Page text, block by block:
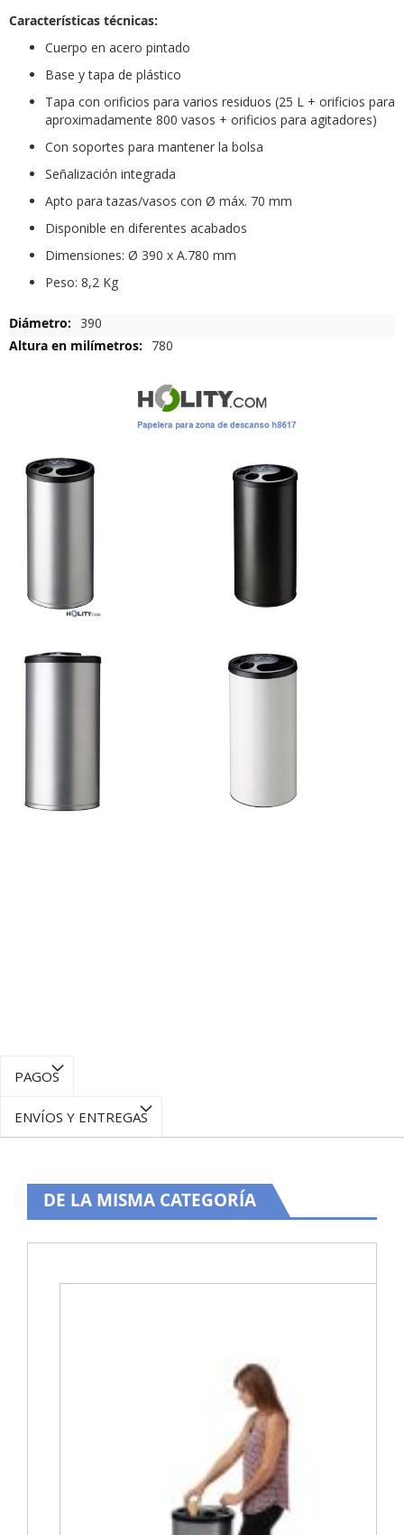
Características técnicas:
Cuerpo en acero pintado
Base y tapa de plástico
Tapa con orificios para varios residuos (25 L + orificios para
aproximadamente 800 vasos + orificios para agitadores)
Con soportes para mantener la bolsa
Señalización integrada
Apto para tazas/vasos con Ø máx. 70 mm
Disponible en diferentes acabados
Dimensiones: Ø 390 x A.780 mm
Peso: 8,2 Kg
Más
Información
390
780
PAGOS
ENVÍOS Y ENTREGAS
DE LA MISMA CATEGORÍA